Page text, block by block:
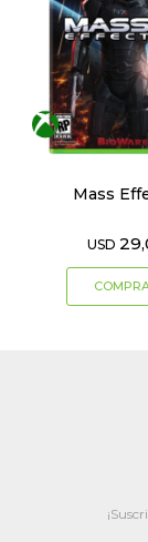
Mass
USD